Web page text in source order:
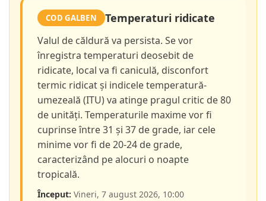
COD GALBEN Temperaturi ridicate
Valul de căldură va persista. Se vor
înregistra temperaturi deosebit de
ridicate, local va fi caniculă, disconfort
termic ridicat și indicele temperatură-
umezeală (ITU) va atinge pragul critic de 80
de unități. Temperaturile maxime vor fi
cuprinse între 31 și 37 de grade, iar cele
minime vor fi de 20-24 de grade,
caracterizând pe alocuri o noapte
tropicală.
Început: Vineri, 7 august 2026, 10:00